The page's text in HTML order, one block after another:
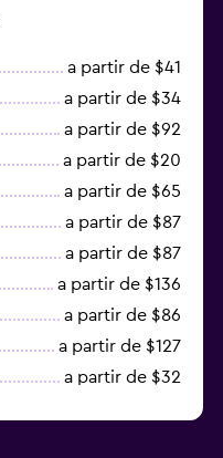
a partir de $41
a partir de $34
a partir de $92
a partir de $20
a partir de $65
a partir de $87
a partir de $87
a partir de $136
a partir de $86
a partir de $127
a partir de $32